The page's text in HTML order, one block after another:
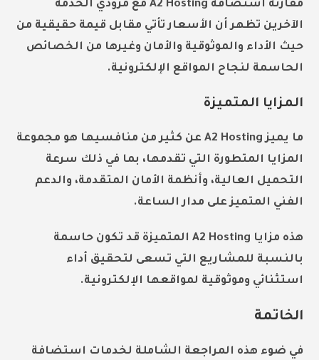
مقارنة استضافة A2 Hosting مع مزودي الخدمة
الآخرين تظهر أن الأسعار تأتي مقابل قيمة حقيقية من
حيث الأداء والموثوقية والأمان وغيرها من الخصائص
الحاسمة لنجاح المواقع الإلكترونية.
المزايا المتميزة
ما يميز A2 Hosting عن كثير من منافسيها هو مجموعة
المزايا المتطورة التي تقدمها، بما في ذلك سرعة
التحميل العالية، وأنظمة الأمان المتقدمة، والدعم
الفني المتميز على مدار الساعة.
هذه مزايا A2 Hosting المتميزة
قد تكون حاسمة
بالنسبة للمشاريع التي تسعى لتحقيق أداء
استثنائي وموثوقية لمواقعها الإلكترونية.
الخاتمة
في ضوء هذه المراجعة الشاملة لخدمات استضافة